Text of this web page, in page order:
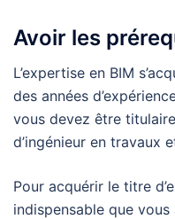
Avoir les
L’expertise en BIM
des années
vous devez être
d’ingénieur en travaux
Pour acquérir le titre
indispensable que